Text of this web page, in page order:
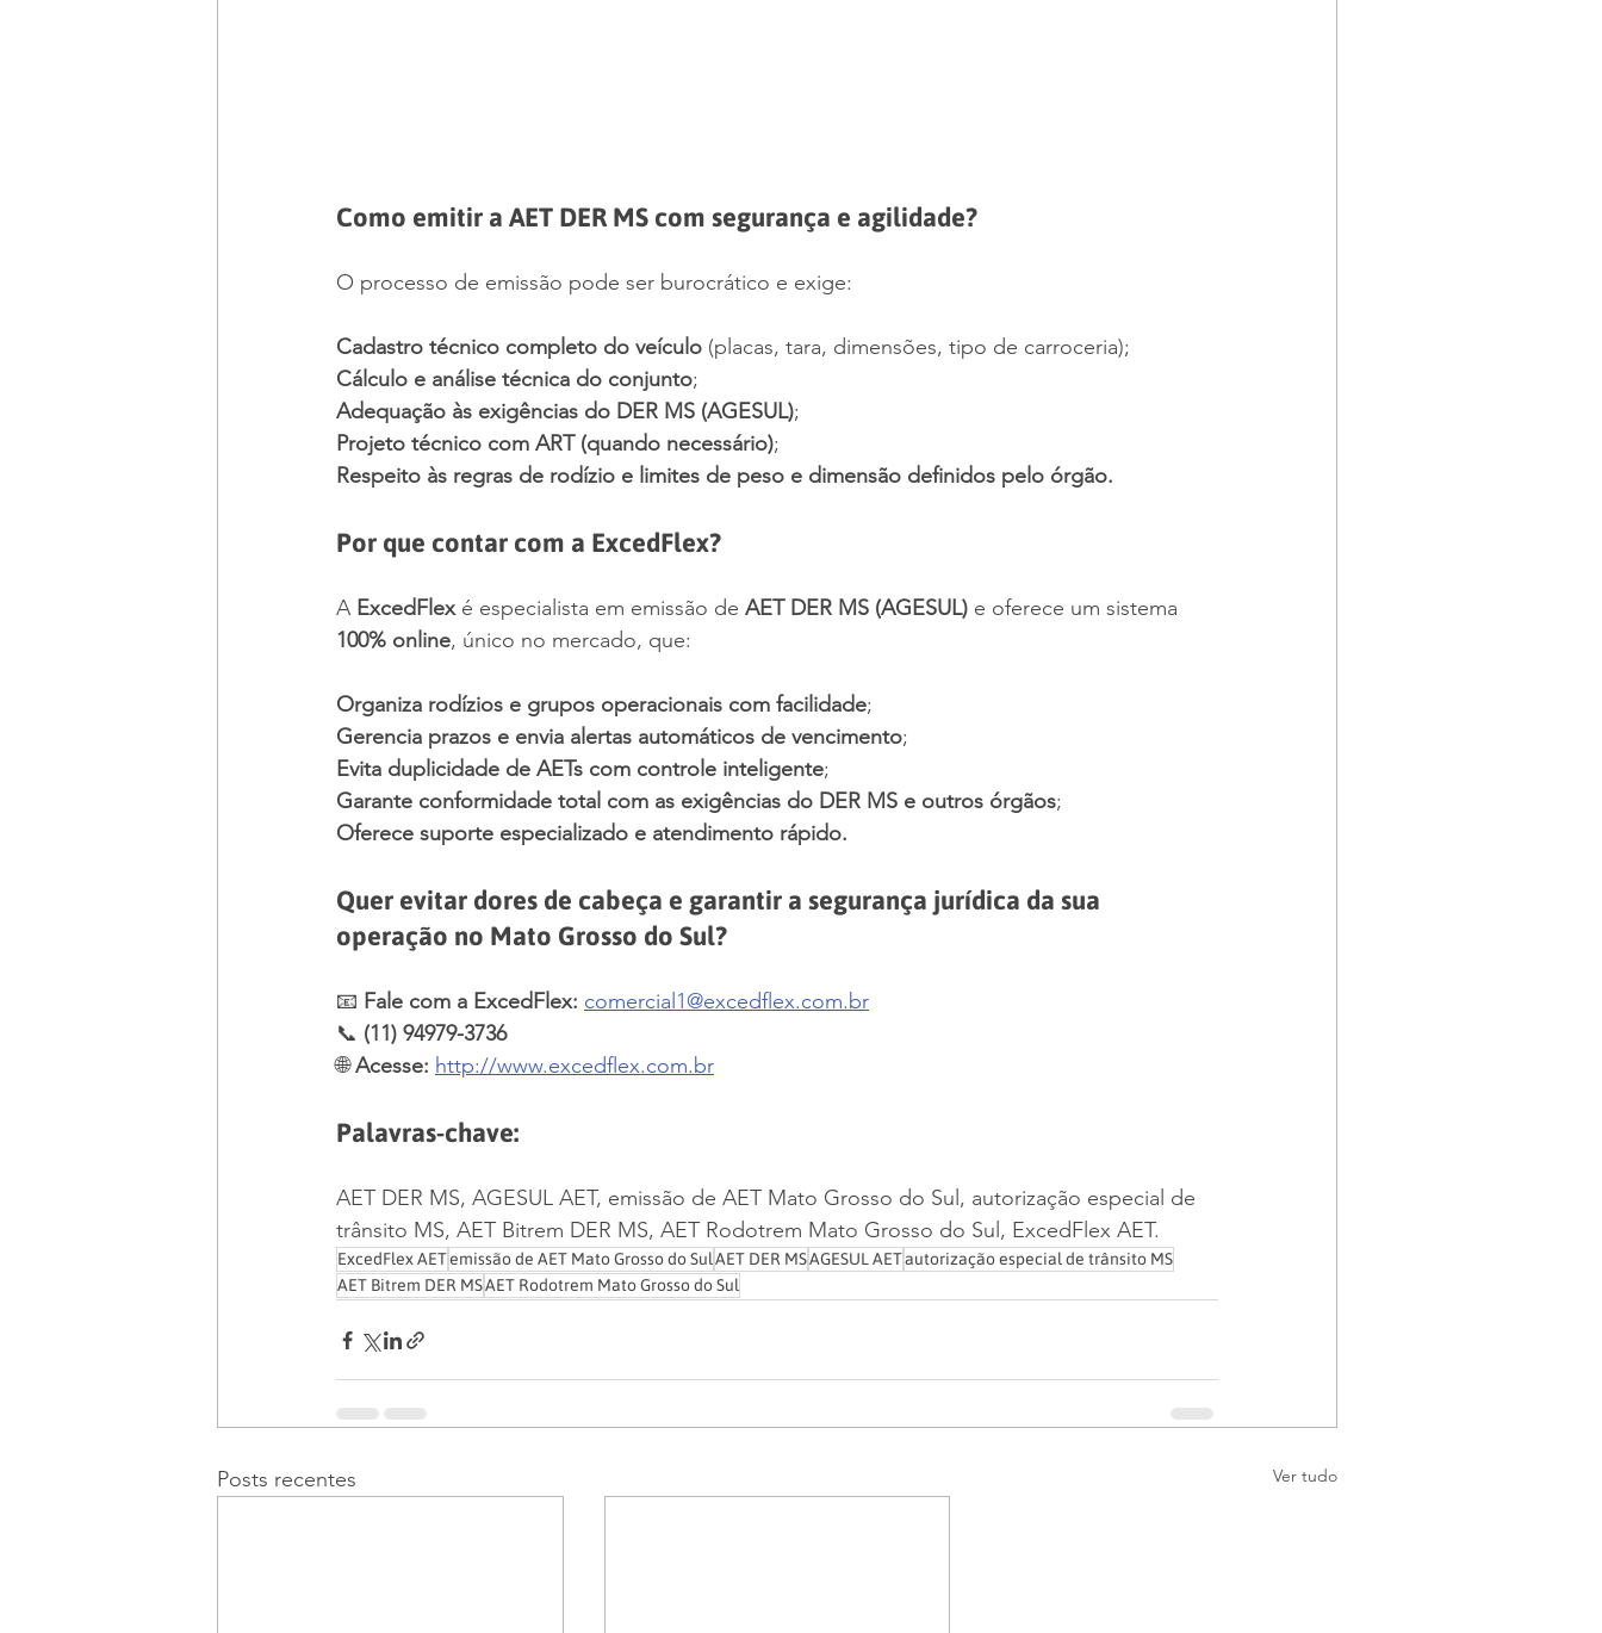
Como emitir a AET DER MS com segurança e agilidade?
O processo de emissão pode ser burocrático e exige:
Cadastro técnico completo do veículo (placas, tara, dimensões, tipo de carroceria);
Cálculo e análise técnica do conjunto;
Adequação às exigências do DER MS (AGESUL);
Projeto técnico com ART (quando necessário);
Respeito às regras de rodízio e limites de peso e dimensão definidos pelo órgão.
Por que contar com a ExcedFlex?
A ExcedFlex é especialista em emissão de AET DER MS (AGESUL) e oferece um sistema
100% online, único no mercado, que:
Organiza rodízios e grupos operacionais com facilidade;
Gerencia prazos e envia alertas automáticos de vencimento;
Evita duplicidade de AETs com controle inteligente;
Garante conformidade total com as exigências do DER MS e outros órgãos;
Oferece suporte especializado e atendimento rápido.
Quer evitar dores de cabeça e garantir a segurança jurídica da sua
operação no Mato Grosso do Sul?
📧 Fale com a ExcedFlex: comercial1@excedflex.com.br
📞 (11) 94979-3736
🌐 Acesse: http://www.excedflex.com.br
Palavras-chave:
AET DER MS, AGESUL AET, emissão de AET Mato Grosso do Sul, autorização especial de
trânsito MS, AET Bitrem DER MS, AET Rodotrem Mato Grosso do Sul, ExcedFlex AET.
ExcedFlex AETemissão de AET Mato Grosso do SulAET DER MSAGESUL AETautorização especial de trânsito MS
AET Bitrem DER MSAET Rodotrem Mato Grosso do Sul
Posts recentes Ver tudo